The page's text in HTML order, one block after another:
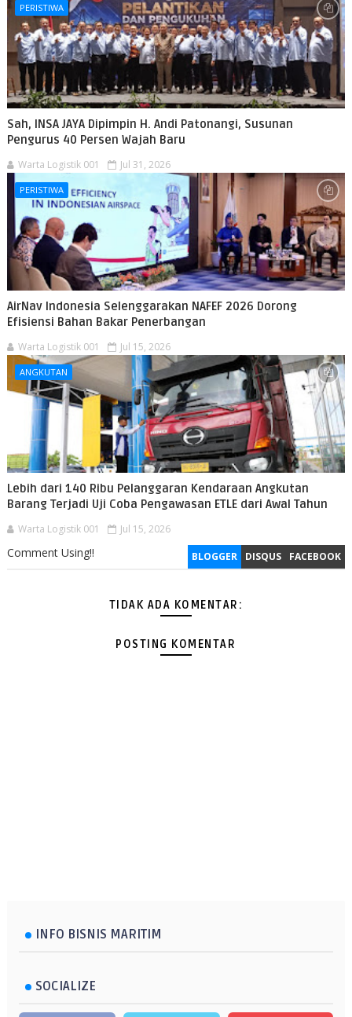
PERISTIWA
Sah, INSA JAYA Dipimpin H. Andi Patonangi, Susunan
Pengurus 40 Persen Wajah Baru
Warta Logistik 001 Jul 31, 2026
PERISTIWA
AirNav Indonesia Selenggarakan NAFEF 2026 Dorong
Efisiensi Bahan Bakar Penerbangan
Warta Logistik 001 Jul 15, 2026
ANGKUTAN
Lebih dari 140 Ribu Pelanggaran Kendaraan Angkutan
Barang Terjadi Uji Coba Pengawasan ETLE dari Awal Tahun
Warta Logistik 001 Jul 15, 2026
BLOGGER DISQUS FACEBOOK
Comment Using!!
TIDAK ADA KOMENTAR:
POSTING KOMENTAR
INFO BISNIS MARITIM
SOCIALIZE